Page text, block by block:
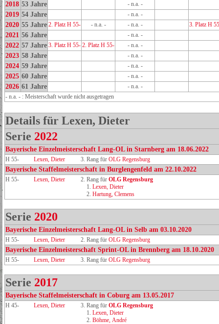
2018 53 Jahre - n.a. -
2019 54 Jahre - n.a. -
2020 55 Jahre 2. Platz H 55- - n.a. - - n.a. - 3. Platz H
2021 56 Jahre - n.a. -
2022 57 Jahre 3. Platz H 55- 2. Platz H 55- - n.a. -
2023 58 Jahre - n.a. -
2024 59 Jahre - n.a. -
2025 60 Jahre - n.a. -
2026 61 Jahre
- n.a. -
- n.a. - : Meisterschaft wurde nicht ausgetragen
Details für Lexen, Dieter
Serie 2022
Bayerische Einzelmeisterschaft Lang-OL in Starnberg am 18.06.2022
H 55- Lexen, Dieter 3. Rang für OLG Regensburg
Bayerische Staffelmeisterschaft in Burglengenfeld am 22.10.2022
H 55- Lexen, Dieter 2. Rang für OLG Regensburg
1. Lexen, Dieter
2. Hartung, Clemens
Serie 2020
Bayerische Einzelmeisterschaft Lang-OL in Selb am 03.10.2020
H 55- Lexen, Dieter 2. Rang für OLG Regensburg
Bayerische Einzelmeisterschaft Sprint-OL in Brennberg am 18.10.2020
H 55- Lexen, Dieter 3. Rang für OLG Regensburg
Serie 2017
Bayerische Staffelmeisterschaft in Coburg am 13.05.2017
H 45- Lexen, Dieter 3. Rang für OLG Regensburg
1. Lexen, Dieter
2. Böhme, André